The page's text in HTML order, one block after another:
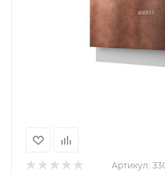
Артикул: